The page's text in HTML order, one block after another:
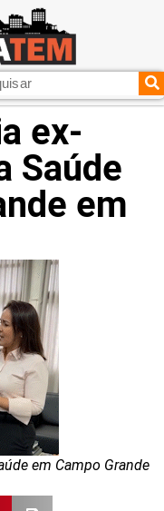
ex-
Saúde
em
em Campo Grande